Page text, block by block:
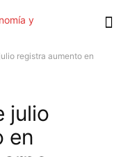
registra aumento en
julio
en